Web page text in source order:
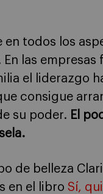
en todos los
las empresas
el liderazgo
consigue
su poder. El
de belleza
en el libro Sí,